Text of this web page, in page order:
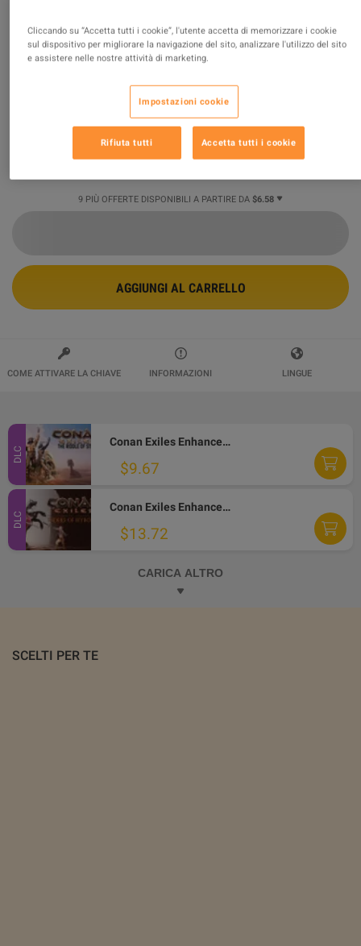
Conan Exiles Enhanced - People of the Dragon Pack
DLC PC Steam CD Key
Venduto da Safe_purchase
delle valutazioni in
$6.59
9 PIÙ OFFERTE DISPONIBILI A PARTIRE DA $6.58
AGGIUNGI AL CARRELLO
COME ATTIVARE LA CHIAVE INFORMAZIONI LINGUE
DLC
Conan Exiles Enhanced - The Riddle of Steel DLC PC Steam Altergift
$9.67
DLC
Conan Exiles Enhanced - Riders of Hyboria Pack DLC PC Steam Altergift
$13.72
CARICA ALTRO
SCELTI PER TE
Cliccando su “Accetta tutti i cookie”, l'utente accetta di memorizzare i cookie
sul dispositivo per migliorare la navigazione del sito, analizzare l'utilizzo del sito
e assistere nelle nostre attività di marketing.
Impostazioni cookie
Rifiuta tutti Accetta tutti i cookie